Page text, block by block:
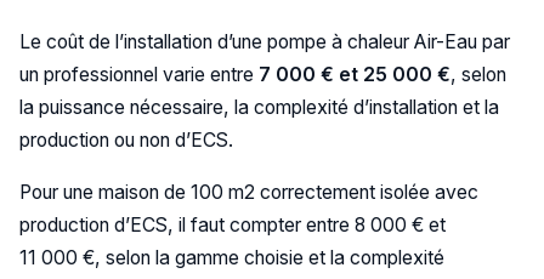
Le coût de l’installation d’une pompe à chaleur Air-Eau par
un professionnel varie entre 7 000 € et 25 000 €, selon
la puissance nécessaire, la complexité d’installation et la
production ou non d’ECS.
Pour une maison de 100 m2 correctement isolée avec
production d’ECS, il faut compter entre 8 000 € et
11 000 €, selon la gamme choisie et la complexité